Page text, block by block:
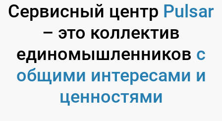
Сервисный центр Pulsar
– это коллектив
единомышленников с
общими интересами и
ценностями